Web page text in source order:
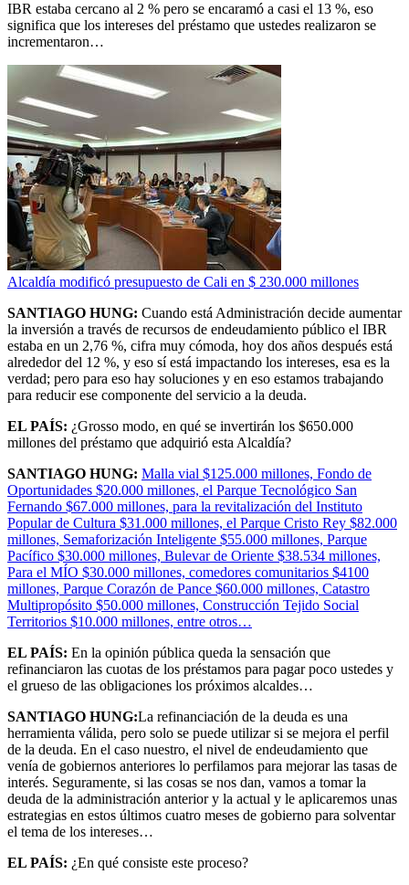
IBR estaba cercano al 2 % pero se encaramó a casi el 13 %, eso
significa que los intereses del préstamo que ustedes realizaron se
incrementaron…
Alcaldía modificó presupuesto de Cali en $ 230.000 millones
SANTIAGO HUNG: Cuando está Administración decide aumentar
la inversión a través de recursos de endeudamiento público el IBR
estaba en un 2,76 %, cifra muy cómoda, hoy dos años después está
alrededor del 12 %, y eso sí está impactando los intereses, esa es la
verdad; pero para eso hay soluciones y en eso estamos trabajando
para reducir ese componente del servicio a la deuda.
EL PAÍS: ¿Grosso modo, en qué se invertirán los $650.000
millones del préstamo que adquirió esta Alcaldía?
SANTIAGO HUNG: Malla vial $125.000 millones, Fondo de
Oportunidades $20.000 millones, el Parque Tecnológico San
Fernando $67.000 millones, para la revitalización del Instituto
Popular de Cultura $31.000 millones, el Parque Cristo Rey $82.000
millones, Semaforización Inteligente $55.000 millones, Parque
Pacífico $30.000 millones, Bulevar de Oriente $38.534 millones,
Para el MÍO $30.000 millones, comedores comunitarios $4100
millones, Parque Corazón de Pance $60.000 millones, Catastro
Multipropósito $50.000 millones, Construcción Tejido Social
Territorios $10.000 millones, entre otros…
EL PAÍS: En la opinión pública queda la sensación que
refinanciaron las cuotas de los préstamos para pagar poco ustedes y
el grueso de las obligaciones los próximos alcaldes…
SANTIAGO HUNG:La refinanciación de la deuda es una
herramienta válida, pero solo se puede utilizar si se mejora el perfil
de la deuda. En el caso nuestro, el nivel de endeudamiento que
venía de gobiernos anteriores lo perfilamos para mejorar las tasas de
interés. Seguramente, si las cosas se nos dan, vamos a tomar la
deuda de la administración anterior y la actual y le aplicaremos unas
estrategias en estos últimos cuatro meses de gobierno para solventar
el tema de los intereses…
EL PAÍS: ¿En qué consiste este proceso?